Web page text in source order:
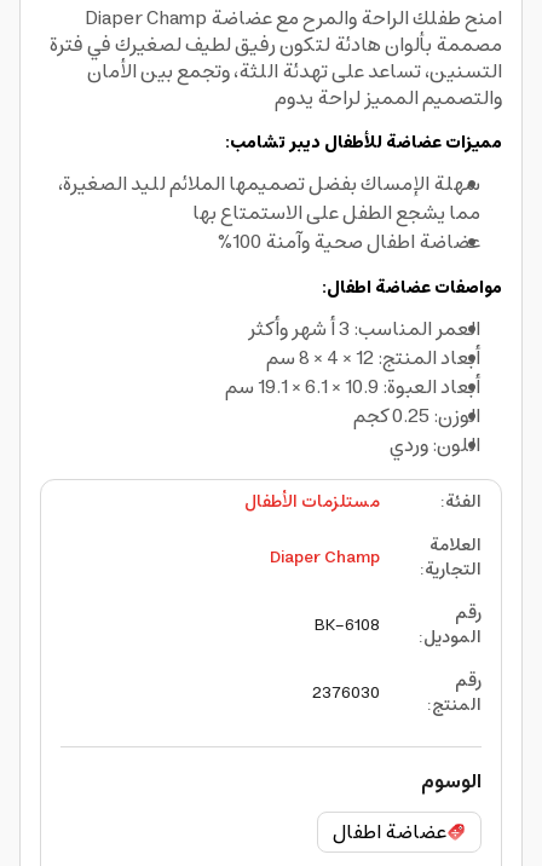
امنح طفلك الراحة والمرح مع عضاضة Diaper Champ
مصممة بألوان هادئة لتكون رفيق لطيف لصغيرك في فترة
التسنين، تساعد على تهدئة اللثة، وتجمع بين الأمان
والتصميم المميز لراحة يدوم
مميزات عضاضة للأطفال ديبر تشامب:
سهلة الإمساك بفضل تصميمها الملائم لليد الصغيرة،
مما يشجع الطفل على الاستمتاع بها
عضاضة اطفال صحية وآمنة 100%
مواصفات عضاضة اطفال:
العمر المناسب: 3 أ شهر وأكثر
أبعاد المنتج: 12 × 4 × 8 سم
أبعاد العبوة: 10.9 × 6.1 × 19.1 سم
الوزن: 0.25 كجم
اللون: وردي
الفئة:
مستلزمات الأطفال
العلامة
التجارية:
Diaper Champ
رقم
الموديل:
BK-6108
رقم
المنتج:
2376030
الوسوم
عضاضة اطفال